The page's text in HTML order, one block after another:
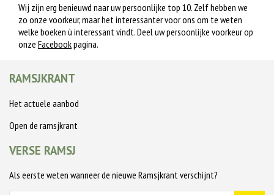
Wij zijn erg benieuwd naar uw persoonlijke top 10. Zelf hebben we
zo onze voorkeur, maar het interessanter voor ons om te weten
welke boeken ù interessant vindt. Deel uw persoonlijke voorkeur op
onze Facebookpagina.
RAMSJKRANT
Het actuele aanbod
Open de ramsjkrant
VERSE RAMSJ
Als eerste weten wanneer de nieuwe Ramsjkrant verschijnt?